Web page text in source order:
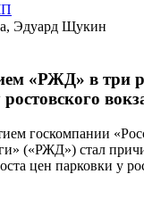
Эдуард Щукин
«РЖД» в три
госкомпании
(«РЖД») стал
цен парковки у